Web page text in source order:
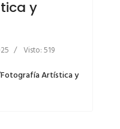
y
Visto: 519
Artística y